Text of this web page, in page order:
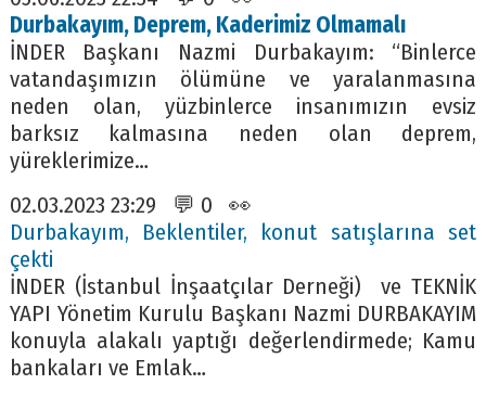
Durbakayım, Deprem, Kaderimiz Olmamalı
İNDER Başkanı Nazmi Durbakayım: “Binlerce
vatandaşımızın ölümüne ve yaralanmasına
neden olan, yüzbinlerce insanımızın evsiz
barksız kalmasına neden olan deprem,
yüreklerimize…
02.03.2023 23:29 💬 0 👀
Durbakayım, Beklentiler, konut satışlarına set
çekti
İNDER (İstanbul İnşaatçılar Derneği) ve TEKNİK
YAPI Yönetim Kurulu Başkanı Nazmi DURBAKAYIM
konuyla alakalı yaptığı değerlendirmede; Kamu
bankaları ve Emlak…